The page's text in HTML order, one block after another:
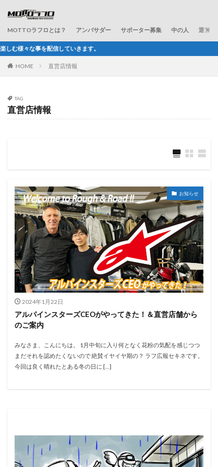
MOTTOラフロとは？ アンバサダー サポーター募集 中の人 運営会
いきます。
HOME 直営店情報
TAG
直営店情報
お知らせ
2024年1月22日
アルパインスターズCEOがやってきた！＆直営店舗から
のご案内
みなさま、こんにちは。 1月中旬に入り何となく花粉の気配を感じつつ
まだそれを認めたくないので 絶賛イヤイヤ期の？ ラフ広報セキネです。
今回は良く晴れたとある冬の日に […]